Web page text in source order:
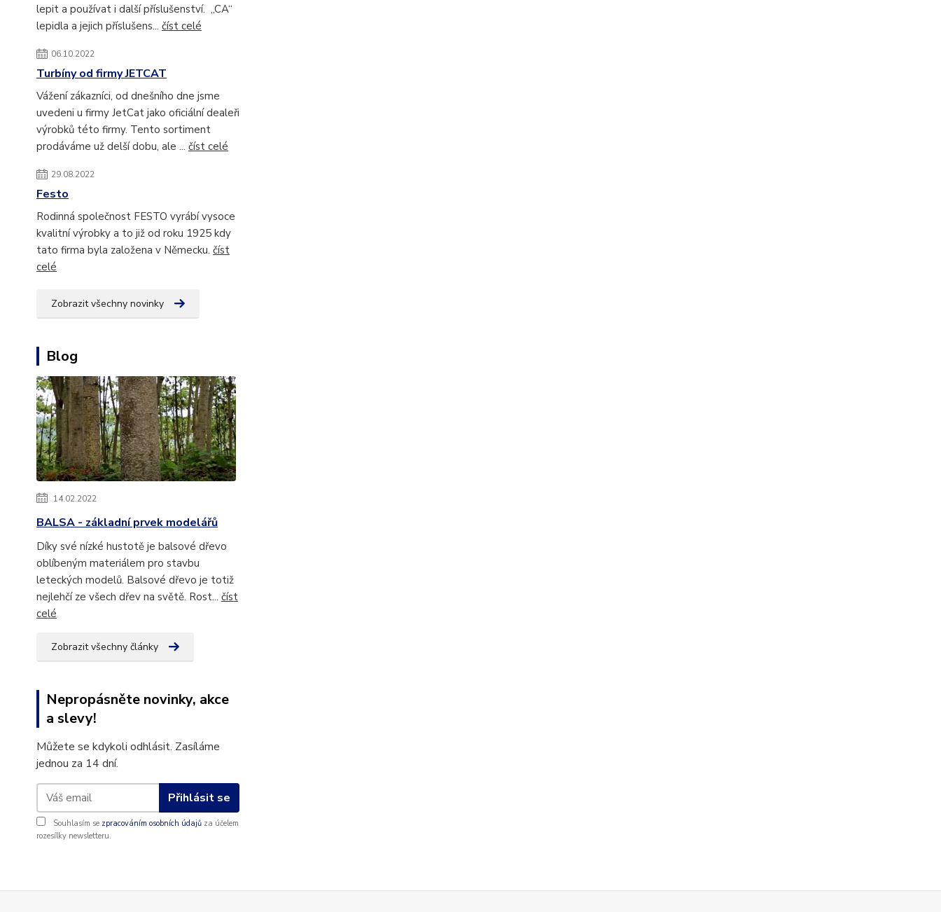
lepit a používat i další příslušenství. „CA“
lepidla a jejich příslušens... číst celé
06.10.2022
Turbíny od firmy JETCAT
Vážení zákazníci, od dnešního dne jsme
uvedeni u firmy JetCat jako oficiální dealeři
výrobků této firmy. Tento sortiment
prodáváme už delší dobu, ale ... číst celé
29.08.2022
Festo
Rodinná společnost FESTO vyrábí vysoce
kvalitní výrobky a to již od roku 1925 kdy
tato firma byla založena v Německu. číst
celé
Zobrazit všechny novinky
Blog
14.02.2022
BALSA - základní prvek modelářů
Díky své nízké hustotě je balsové dřevo
oblíbeným materiálem pro stavbu
leteckých modelů. Balsové dřevo je totiž
nejlehčí ze všech dřev na světě. Rost... číst
celé
Zobrazit všechny články
Nepropásněte novinky, akce
a slevy!
Můžete se kdykoli odhlásit. Zasíláme
jednou za 14 dní.
Přihlásit se
Souhlasím se zpracováním osobních údajů za účelem
rozesílky newsletteru.